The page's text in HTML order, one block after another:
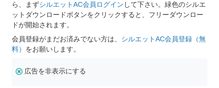
ら、まずシルエットAC会員ログイン して下さい。緑色のシルエ
ットダウンロードボタンをクリックすると、フリーダウンロー
ドが開始されます。
会員登録がまだお済みでない方は、 シルエットAC会員登録（無
料） をお願いします。
広告を非表示にする